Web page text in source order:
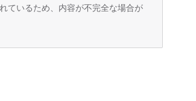
ているため、内容が不完全な場合が